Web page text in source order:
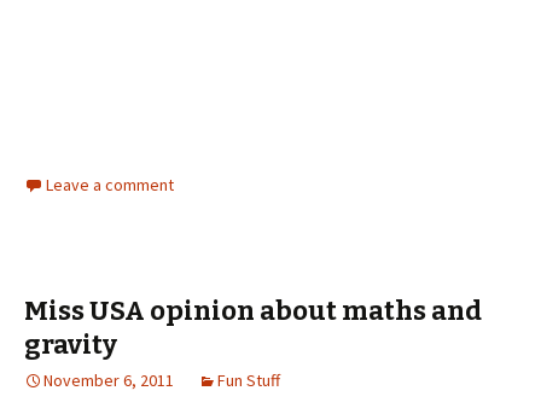
Leave a comment
Miss USA opinion about maths and
gravity
November 6, 2011 Fun Stuff